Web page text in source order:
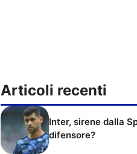
Articoli recenti
Inter, sirene dalla
difensore?